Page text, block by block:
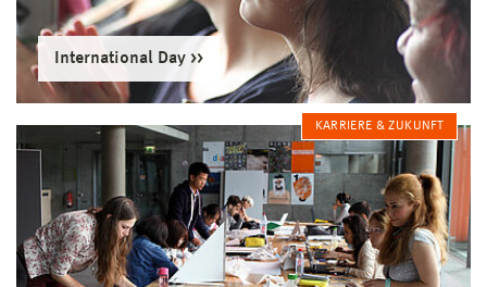
International Day
KARRIERE & ZUKUNFT